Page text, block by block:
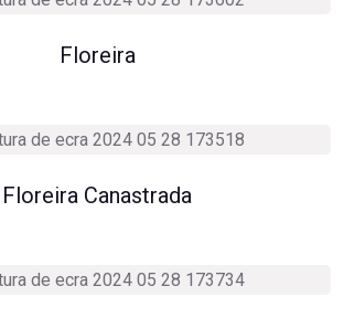
Floreira
Floreira Canastrada